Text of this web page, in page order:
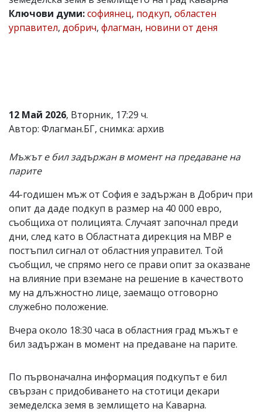
Коментарите
статиите
носи
отговорност
Ако
откриете
за
коментар,
моля
сигнализирайте
ни!
Ключови думи:софиянец, подкуп, областен
урпавител, добрич, флагман, новини от деня
12 Май 2026, Вторник, 17:29 ч.
Автор: Флагман.БГ, снимка: архив
Мъжът е бил задържан в момент на предаване на
парите
44-годишен мъж от София е задържан в Добрич при
опит да даде подкуп в размер на 40 000 евро,
съобщиха от полицията. Случаят започнал преди
дни, след като в Областната дирекция на МВР е
постъпил сигнал от областния управител. Той
съобщил, че спрямо него се прави опит за оказване
на влияние при вземане на решение в качеството
му на длъжностно лице, заемащо отговорно
служебно положение.
Вчера около 18:30 часа в областния град мъжът е
бил задържан в момент на предаване на парите.
По първоначална информация подкупът е бил
свързан с придобиването на стотици декари
земеделска земя в землището на Каварна.